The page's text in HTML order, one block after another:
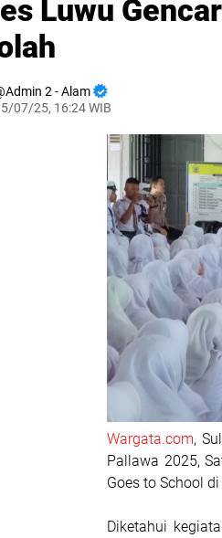
Luwu
Admin 2 - Alam
07/25, 16:24 WIB
Wargata.com,
Pallawa 2025,
Goes to School
Diketahui